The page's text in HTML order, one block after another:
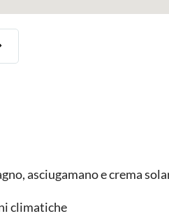
asciugamano e crema
climatiche